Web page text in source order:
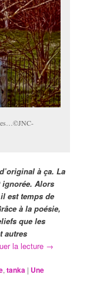
à ça. La
ignorée. Alors
est temps de
à la poésie,
que les
autres
la lecture →
,tanka | Une